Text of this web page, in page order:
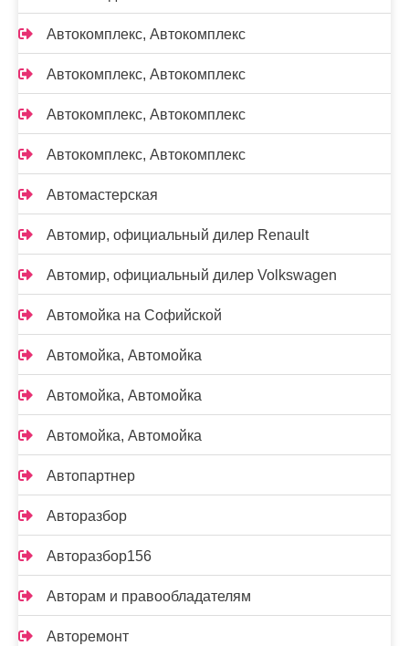
Автокомплекс, Автокомплекс
Автокомплекс, Автокомплекс
Автокомплекс, Автокомплекс
Автокомплекс, Автокомплекс
Автомастерская
Автомир, официальный дилер Renault
Автомир, официальный дилер Volkswagen
Автомойка на Софийской
Автомойка, Автомойка
Автомойка, Автомойка
Автомойка, Автомойка
Автопартнер
Авторазбор
Авторазбор156
Авторам и правообладателям
Авторемонт